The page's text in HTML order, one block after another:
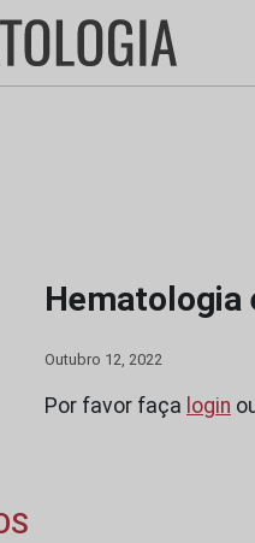
Hematologia
Outubro 12, 2022
Por favor faça login